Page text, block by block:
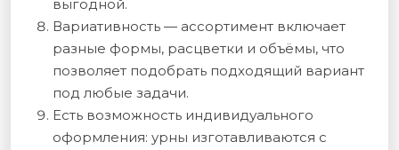
выгодной.
Вариативность — ассортимент включает
разные формы, расцветки и объёмы, что
позволяет подобрать подходящий вариант
под любые задачи.
Есть возможность индивидуального
оформления: урны изготавливаются с